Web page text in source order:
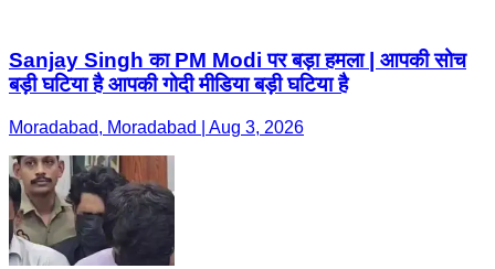
Sanjay Singh का PM Modi पर बड़ा हमला | आपकी सोच
बड़ी घटिया है आपकी गोदी मीडिया बड़ी घटिया है
Moradabad, Moradabad | Aug 3, 2026